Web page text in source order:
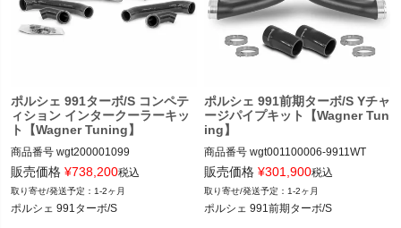
ポルシェ 991ターボ/S コンペテ
ィション インタークーラーキッ
ト【Wagner Tuning】
商品番号 wgt200001099
ポルシェ 991ターボ/S 14-19
販売価格 ¥738,200税込
1-2ヶ月
ポルシェ 991ターボ/S
ポルシェ 991前期ターボ/S Yチャ
ージパイプキット【Wagner Tun
ing】
商品番号 wgt001100006-9911WT
2T14"wgt001100006-KIT.991.1.WT"
ポルシェ 991前期ターボ/S 14-16
販売価格 ¥301,900税込
1-2ヶ月
ポルシェ 991前期ターボ/S